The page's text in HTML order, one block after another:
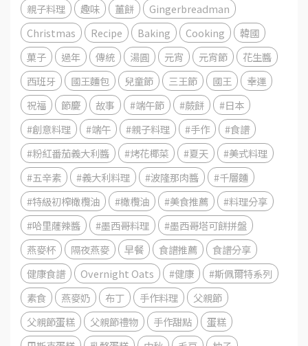
親子料理
趣味 薑餅
Gingerbreadman
Christmas
Recipe Baking Cooking
韓國
菓子
過年 傳統 湯圓 元宵 元宵節
花生醬
西班牙
國王麵包 兒童節 三王節 國王
幸運
祝福
節慶 故事 #端午節 #蕨餅
#日本
#創意料理
#端午 #親子料理 #手作
#食譜
#粉紅番茄義大利醬
#烤花椰菜 #夏天
#美式料理
#五辛素
#義大利料理 #波隆那肉醬
#千層麵
#特級初榨橄欖油
#橄欖油 #美食推薦
#料理分享
#哈里薩辣醬
#墨西哥料理
#墨西哥塔可餅拼盤
燕麥杯
隔夜燕麥 早餐 食譜推薦
食譜分享
健康食譜
Overnight Oats #健康
#斯佩爾特系列
素食
燕麥奶 布丁 手作料理
父親節
父親節蛋糕
父親節禮物 手作甜點
蛋糕